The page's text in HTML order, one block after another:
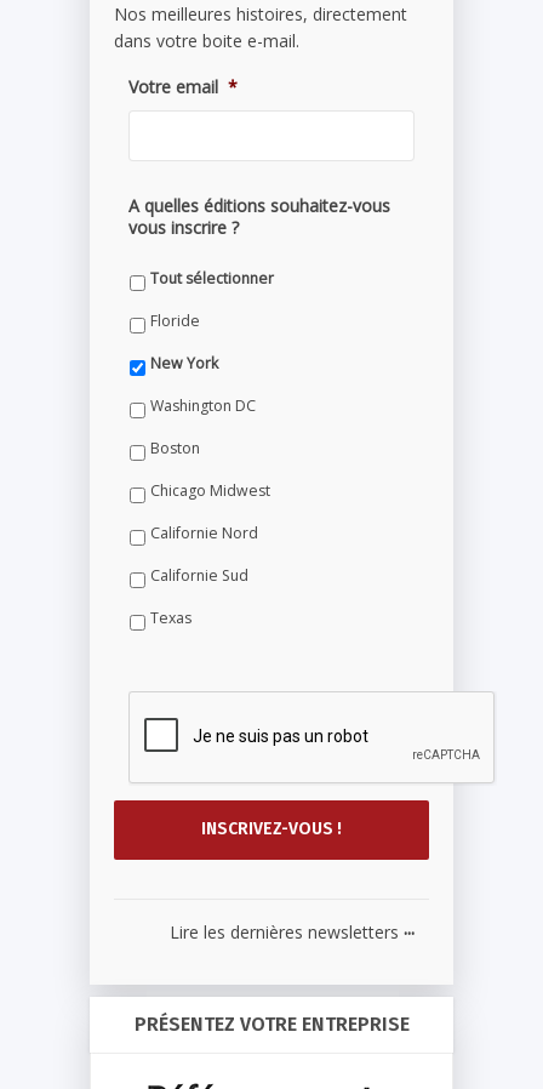
Nos meilleures histoires, directement
dans votre boite e-mail.
Votre email *
A quelles éditions souhaitez-vous
vous inscrire ?
Tout sélectionner
Floride
New York
Washington DC
Boston
Chicago Midwest
Californie Nord
Californie Sud
Texas
Lire les dernières newsletters ...
PRÉSENTEZ VOTRE ENTREPRISE